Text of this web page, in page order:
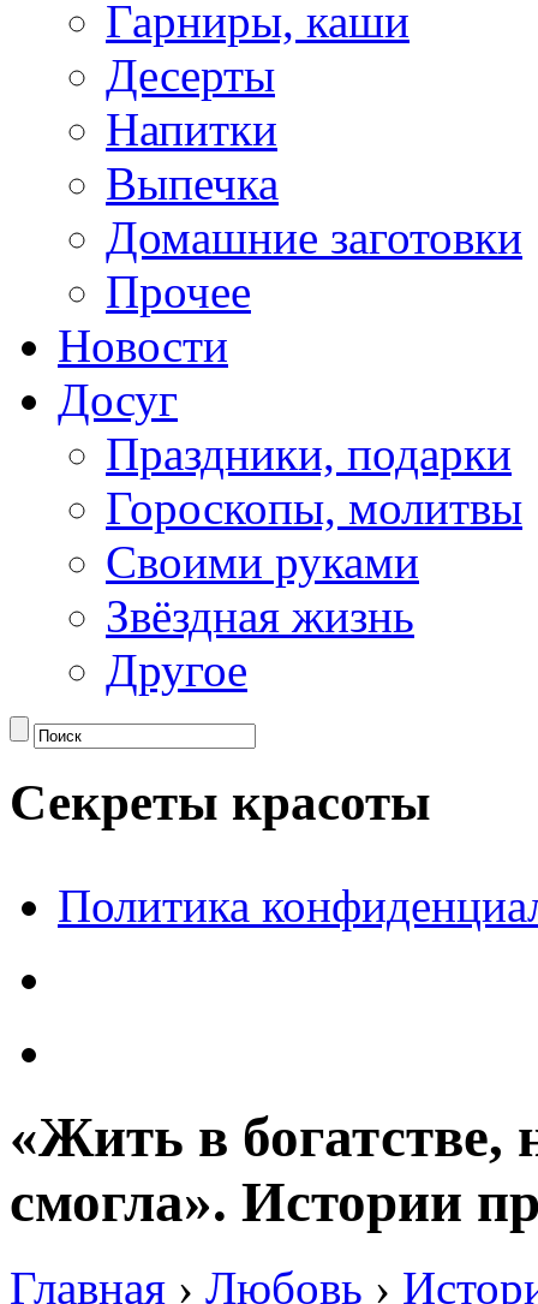
Гарниры, каши
Десерты
Напитки
Выпечка
Домашние заготовки
Прочее
Новости
Досуг
Праздники, подарки
Гороскопы, молитвы
Своими руками
Звёздная жизнь
Другое
Секреты красоты
Политика
«Жить в богатстве,
смогла». Истории
Главная › Любовь ›